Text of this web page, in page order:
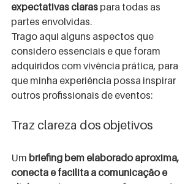
expectativas claras para todas as
partes envolvidas.
Trago aqui alguns aspectos que
considero essenciais e que foram
adquiridos com vivência prática, para
que minha experiência possa inspirar
outros profissionais de eventos:
Traz clareza dos objetivos
Um briefing bem elaborado aproxima,
conecta e facilita a comunicação e